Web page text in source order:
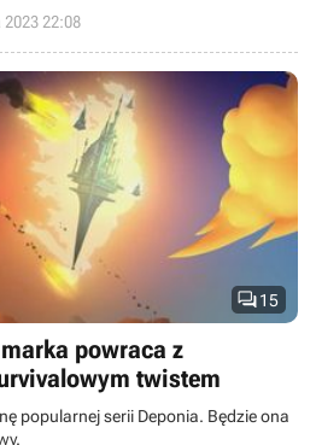
decyzję firmy.
2023 22:08
15
powraca z
twistem
popularnej serii Deponia. Będzie ona